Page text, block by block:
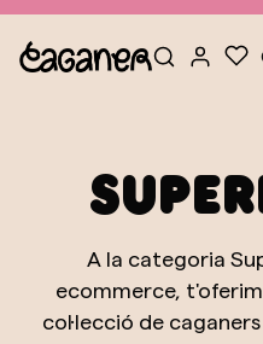
A la categoria
ecommerce,
col·lecció de